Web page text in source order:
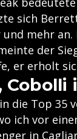
sich
mehr an.
der
er erholt
die Top 35
ich vor
in